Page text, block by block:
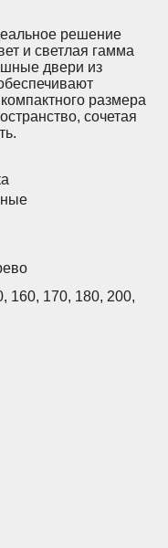
решение
и светлая гамма
двери из
размера
сочетая
, 160, 170, 180, 200,